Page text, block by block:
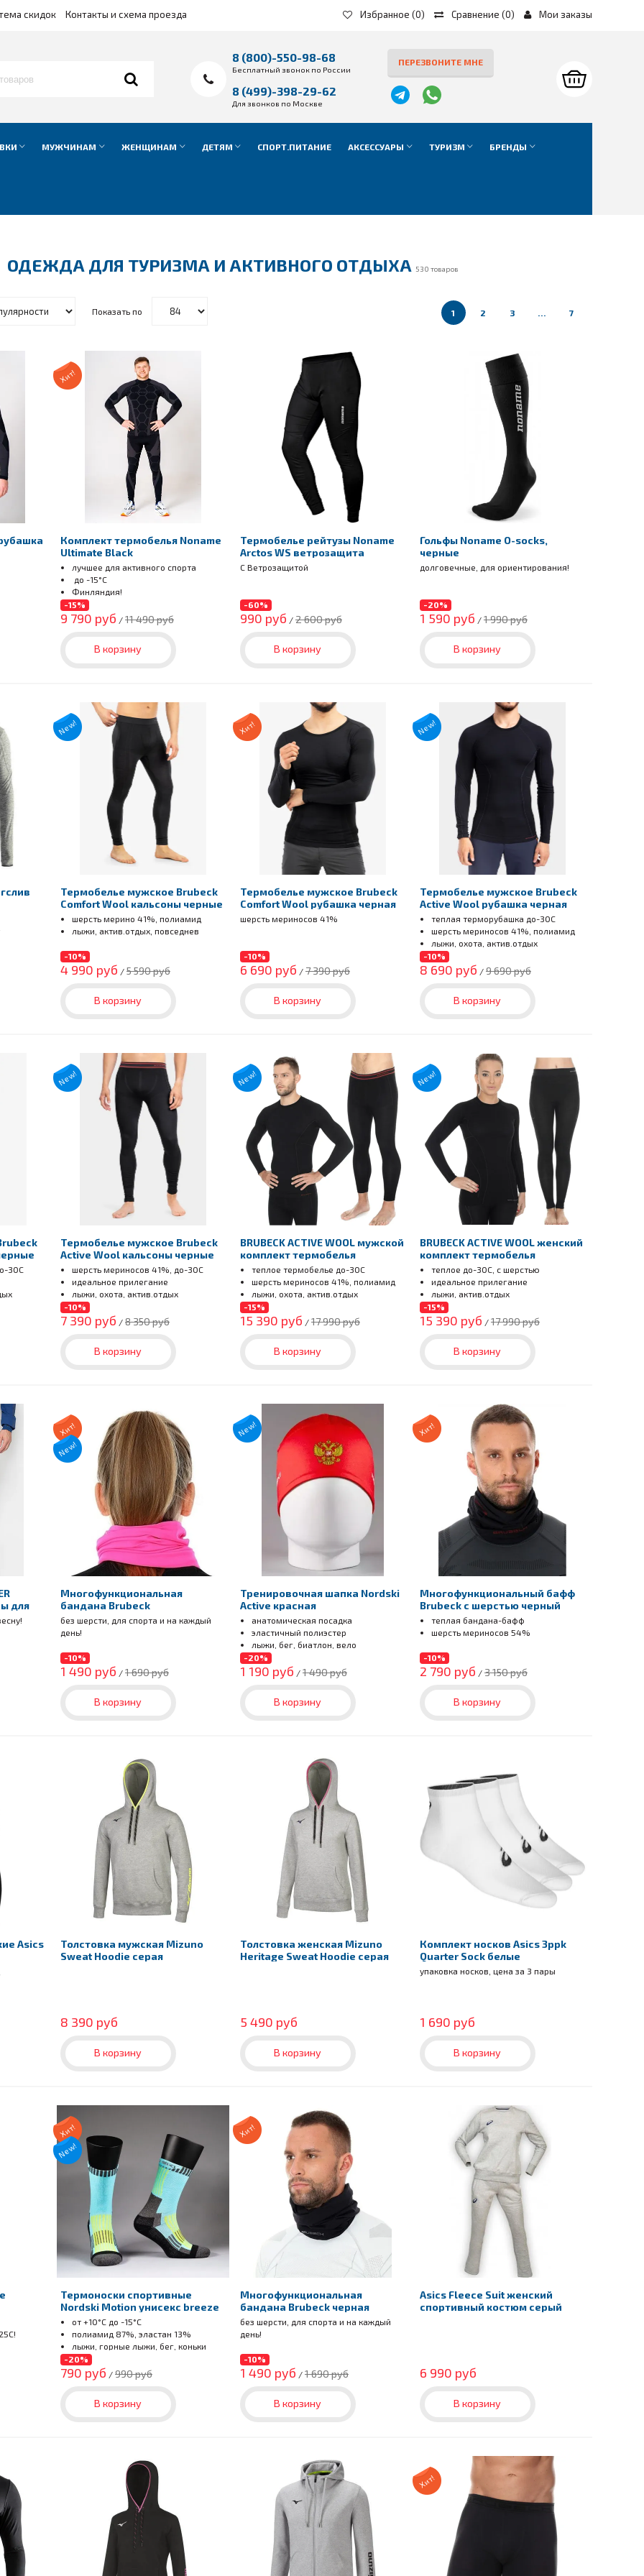
Избранное (0) Сравнение (0) Мои заказы
скидок Контакты и схема проезда
8 (800)-550-98-68
Бесплатный звонок по России
8 (499)-398-29-62
Для звонков по Москве
ПЕРЕЗВОНИТЕ МНЕ
МУЖЧИНАМ ЖЕНЩИНАМ ДЕТЯМ СПОРТ.ПИТАНИЕ АКСЕССУАРЫ ТУРИЗМ БРЕНДЫ
ОДЕЖДА ДЛЯ ТУРИЗМА И АКТИВНОГО ОТДЫХА 530 товаров
Показать по 1 2 3 … 7
Хит!
Комплект термобелья Noname
Ultimate Black
лучшее для активного спорта
до -15°С
Финляндия!
-15%
9 790 руб / 11 490 руб
В корзину
Термобелье рейтузы Noname
Arctos WS ветрозащита
С Ветрозащитой
-60%
990 руб / 2 600 руб
В корзину
Гольфы Noname O-socks,
черные
долговечные, для ориентирования!
-20%
1 590 руб / 1 990 руб
В корзину
New!
Термобелье мужское Brubeck
Comfort Wool кальсоны черные
шерсть мерино 41%, полиамид
лыжи, актив.отдых, повседнев
-10%
4 990 руб / 5 590 руб
В корзину
Хит!
Термобелье мужское Brubeck
Comfort Wool рубашка черная
шерсть мериносов 41%
-10%
6 690 руб / 7 390 руб
В корзину
New!
Термобелье мужское Brubeck
Active Wool рубашка черная
теплая терморубашка до-30С
шерсть мериносов 41%, полиамид
лыжи, охота, актив.отдых
-10%
8 690 руб / 9 690 руб
В корзину
30С
New!
Термобелье мужское Brubeck
Active Wool кальсоны черные
шерсть мериносов 41%, до-30С
идеальное прилегание
лыжи, охота, актив.отдых
-10%
7 390 руб / 8 350 руб
В корзину
New!
BRUBECK ACTIVE WOOL мужской
комплект термобелья
теплое термобелье до-30С
шерсть мериносов 41%, полиамид
лыжи, охота, актив.отдых
-15%
15 390 руб / 17 990 руб
В корзину
New!
BRUBECK ACTIVE WOOL женский
комплект термобелья
теплое до-30С, с шерстью
идеальное прилегание
лыжи, актив.отдых
-15%
15 390 руб / 17 990 руб
В корзину
для
Хит!
New!
Многофункциональная
бандана Brubeck
без шерсти, для спорта и на каждый
день!
-10%
1 490 руб / 1 690 руб
В корзину
New!
Тренировочная шапка Nordski
Active красная
анатомическая посадка
эластичный полиэстер
лыжи, бег, биатлон, вело
-20%
1 190 руб / 1 490 руб
В корзину
Хит!
Многофункциональный бафф
Brubeck с шерстью черный
теплая бандана-бафф
шерсть мериносов 54%
-10%
2 790 руб / 3 150 руб
В корзину
Asics
Толстовка мужская Mizuno
Sweat Hoodie серая
8 390 руб
В корзину
Толстовка женская Mizuno
Heritage Sweat Hoodie серая
5 490 руб
В корзину
Комплект носков Asics 3ppk
Quarter Sock белые
упаковка носков, цена за 3 пары
1 690 руб
В корзину
Хит!
New!
Термоноски спортивные
Nordski Motion унисекс breeze
от +10°С до -15°С
полиамид 87%, эластан 13%
лыжи, горные лыжи, бег, коньки
-20%
790 руб / 990 руб
В корзину
Хит!
Многофункциональная
бандана Brubeck черная
без шерсти, для спорта и на каждый
день!
-10%
1 490 руб / 1 690 руб
В корзину
Asics Fleece Suit женский
спортивный костюм серый
6 990 руб
В корзину
Хит!